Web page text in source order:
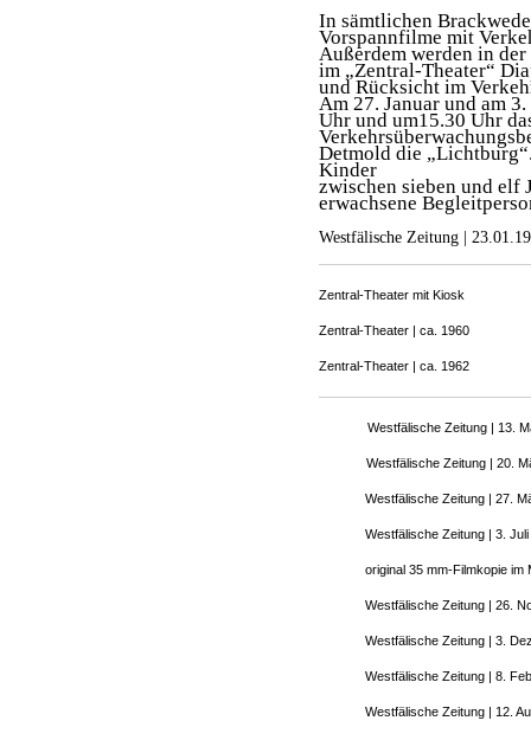
In sämtlichen
Vorspannfilme mit
Außerdem werden in
im „Zentral-Theater“
und Rücksicht im
Am 27. Januar und am
Uhr und um15.30 Uhr
Detmold die
Kinder
zwischen sieben und elf
erwachsene
Westfälische Zeitung |
Zentral-Theater mit Kiosk
Zentral-Theater | ca. 1960
Zentral-Theater | ca. 1962
Westfälische Zeitung | 13.
Westfälische Zeitung | 20.
Westfälische Zeitung | 27.
Westfälische Zeitung | 3. Juli
original 35 mm-Filmkopie im
Westfälische Zeitung | 26.
Westfälische Zeitung | 3.
Westfälische Zeitung | 8.
Westfälische Zeitung | 12.